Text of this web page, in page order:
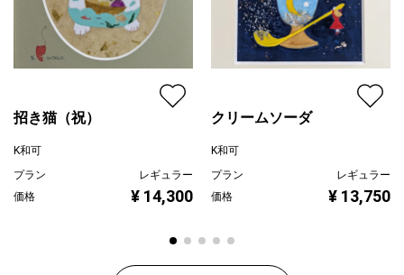
招き猫（祝）
K和可
プラン
レギュラー
価格
¥ 14,300
クリームソーダ
K和可
プラン
レギュラー
価格
¥ 13,750